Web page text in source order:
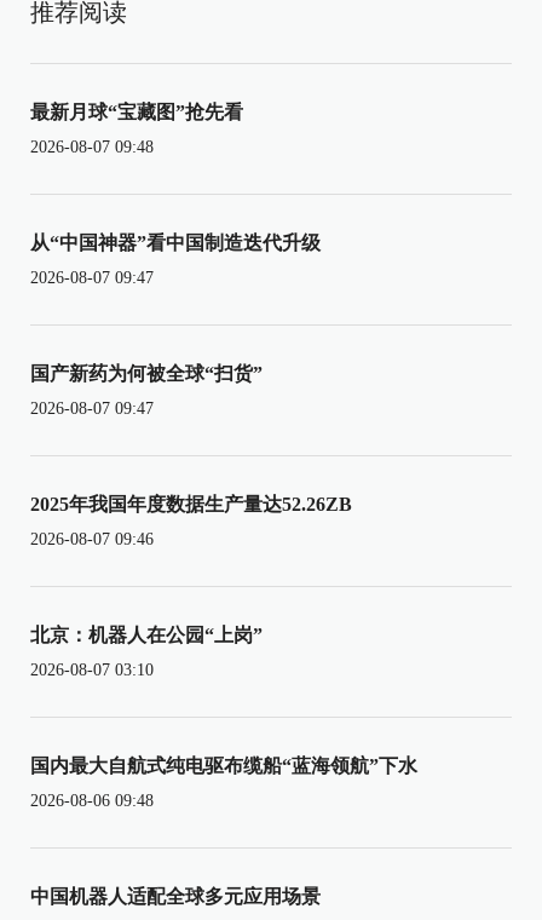
推荐阅读
最新月球“宝藏图”抢先看
2026-08-07 09:48
从“中国神器”看中国制造迭代升级
2026-08-07 09:47
国产新药为何被全球“扫货”
2026-08-07 09:47
2025年我国年度数据生产量达52.26ZB
2026-08-07 09:46
北京：机器人在公园“上岗”
2026-08-07 03:10
国内最大自航式纯电驱布缆船“蓝海领航”下水
2026-08-06 09:48
中国机器人适配全球多元应用场景